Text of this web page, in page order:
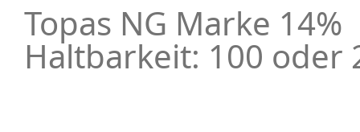
Topas NG Marke 14%
Haltbarkeit: 100 oder